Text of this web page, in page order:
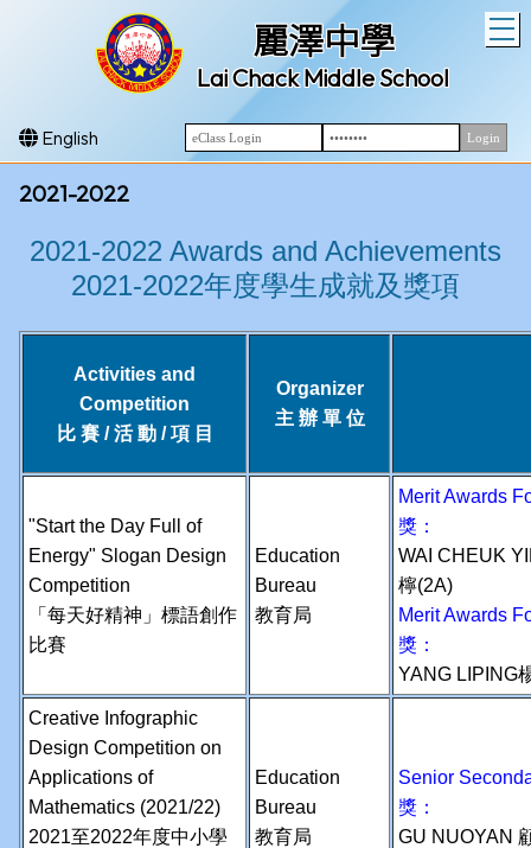
麗澤中學
Lai Chack Middle School
English
2021-2022
2021-2022 Awards and Achievements
2021-2022年度學生成就及獎項
Activities and
Competition
比 賽 / 活 動 / 項 目
Organizer
主 辦 單 位
"Start the Day Full of
Energy" Slogan Design
Competition
「每天好精神」標語創作
比賽
Education
Bureau
教育局
Merit Awards
獎：
WAI CHEUK
檸(2A)
Merit Awards
獎：
YANG LIPING
Creative Infographic
Design Competition on
Applications of
Mathematics (2021/22)
2021至2022年度中小學
Education
Bureau
教育局
Senior
獎：
GU NUOYAN